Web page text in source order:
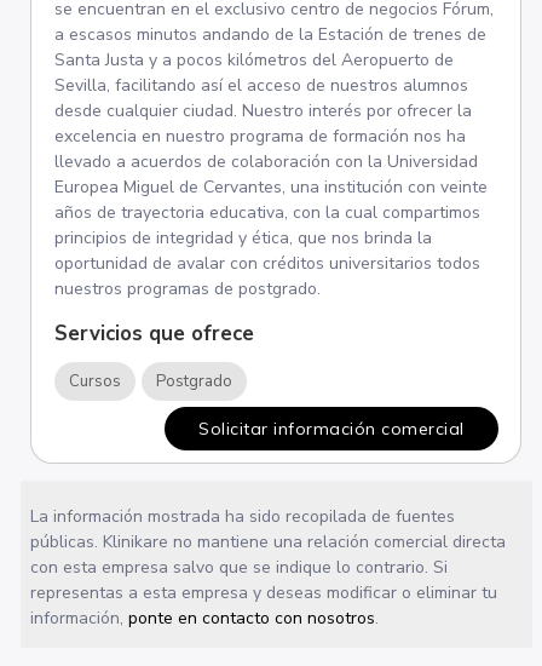
se encuentran en el exclusivo centro de negocios Fórum,
a escasos minutos andando de la Estación de trenes de
Santa Justa y a pocos kilómetros del Aeropuerto de
Sevilla, facilitando así el acceso de nuestros alumnos
desde cualquier ciudad. Nuestro interés por ofrecer la
excelencia en nuestro programa de formación nos ha
llevado a acuerdos de colaboración con la Universidad
Europea Miguel de Cervantes, una institución con veinte
años de trayectoria educativa, con la cual compartimos
principios de integridad y ética, que nos brinda la
oportunidad de avalar con créditos universitarios todos
nuestros programas de postgrado.
Servicios que ofrece
Cursos Postgrado
Solicitar información comercial
La información mostrada ha sido recopilada de fuentes
públicas. Klinikare no mantiene una relación comercial directa
con esta empresa salvo que se indique lo contrario. Si
representas a esta empresa y deseas modificar o eliminar tu
información,ponte en contacto con nosotros.